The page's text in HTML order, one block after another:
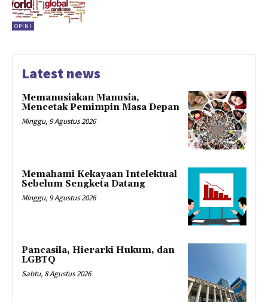
OPINI
Latest news
Memanusiakan Manusia,
Mencetak Pemimpin Masa Depan
Minggu, 9 Agustus 2026
Memahami Kekayaan Intelektual
Sebelum Sengketa Datang
Minggu, 9 Agustus 2026
Pancasila, Hierarki Hukum, dan
LGBTQ
Sabtu, 8 Agustus 2026